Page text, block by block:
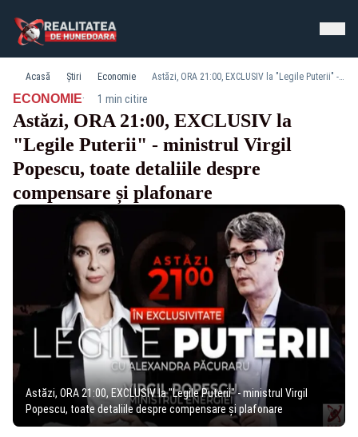
Acasă Știri Economie Astăzi, ORA 21:00, EXCLUSIV la "Legile Puterii" - ministrul Virgil Popescu, toate detaliile despre compensare și plafonare
ECONOMIE· 1 min citire
Astăzi, ORA 21:00, EXCLUSIV la
"Legile Puterii" - ministrul Virgil
Popescu, toate detaliile despre
compensare și plafonare
Astăzi, ORA 21:00, EXCLUSIV la "Legile Puterii" - ministrul Virgil
Popescu, toate detaliile despre compensare și plafonare